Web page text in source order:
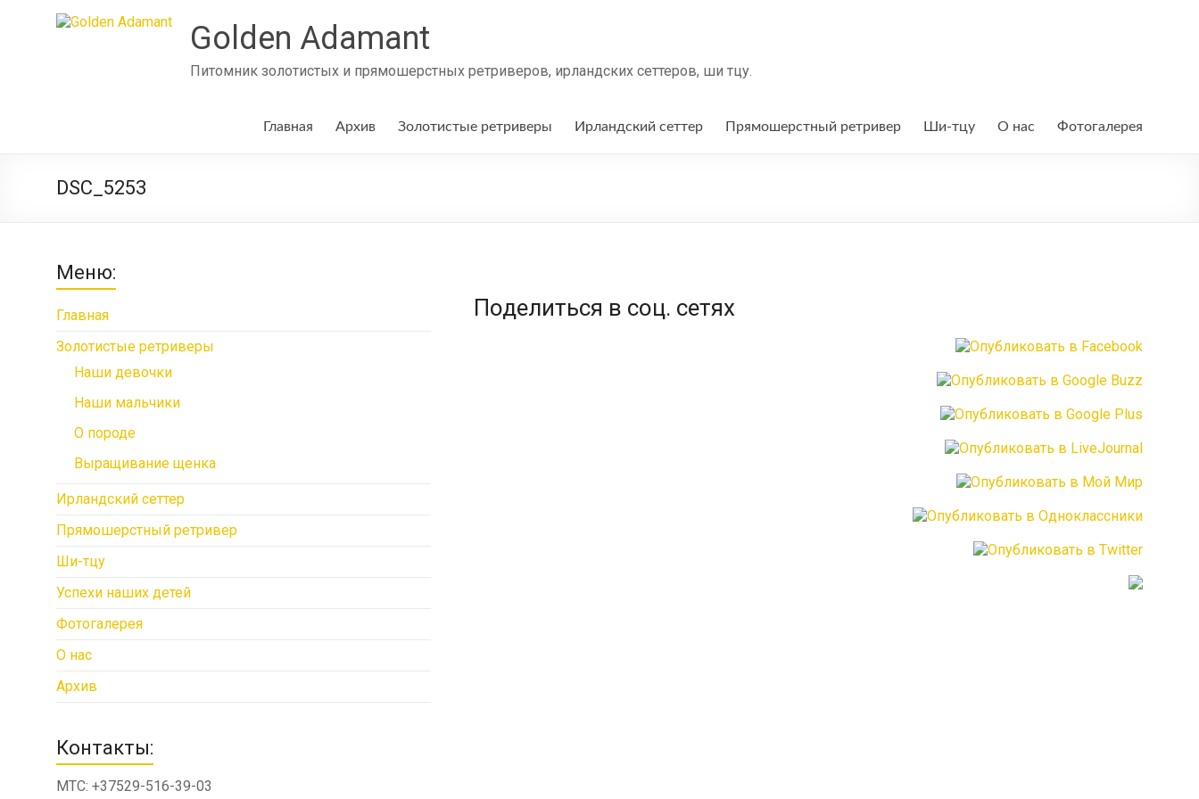
Golden Adamant
Питомник золотистых и прямошерстных ретриверов, ирландских сеттеров, ши тцу.
Главная Архив Золотистые ретриверы Ирландский сеттер Прямошерстный ретривер Ши-тцу О нас Фотогалерея
DSC_5253
Поделиться в соц. сетях
Меню:
Главная
Золотистые ретриверы
Наши девочки
Наши мальчики
О породе
Выращивание щенка
Ирландский сеттер
Прямошерстный ретривер
Ши-тцу
Успехи наших детей
Фотогалерея
О нас
Архив
Контакты:
МТС: +37529-516-39-03